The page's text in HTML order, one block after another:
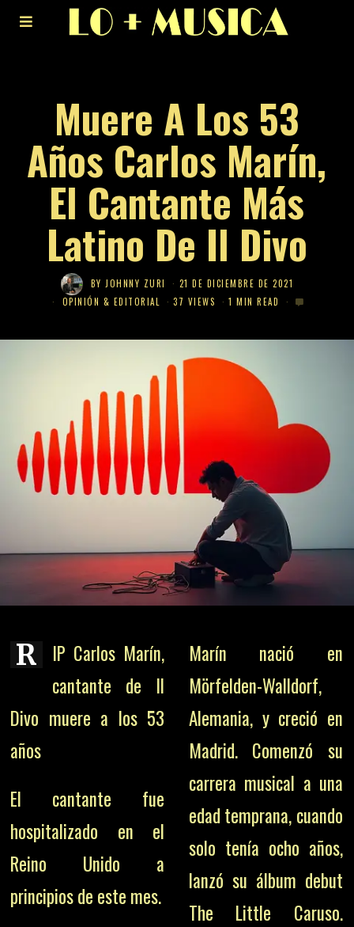
Muere A Los 53
Años Carlos Marín,
El Cantante Más
Latino De Il Divo
BYJOHNNY ZURI
21 DE DICIEMBRE DE 2021
OPINIÓN & EDITORIAL
37 VIEWS 1 MIN READ
R
IP Carlos Marín,
cantante de Il
Divo muere a los 53
años
El cantante fue
hospitalizado en el
Reino Unido a
principios de este mes.
Marín nació en
Mörfelden-Walldorf,
Alemania, y creció en
Madrid. Comenzó su
carrera musical a una
edad temprana, cuando
solo tenía ocho años,
lanzó su álbum debut
The Little Caruso.